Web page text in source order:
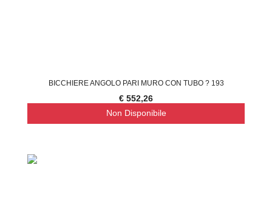
BICCHIERE ANGOLO PARI MURO CON TUBO ? 193
€ 552,26
Non Disponibile